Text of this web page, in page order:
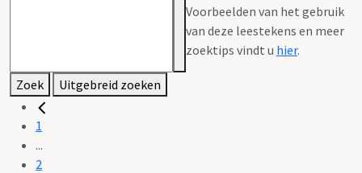
Voorbeelden van het gebruik
van deze leestekens en meer
zoektips vindt u hier.
Zoek Uitgebreid zoeken
1
...
2